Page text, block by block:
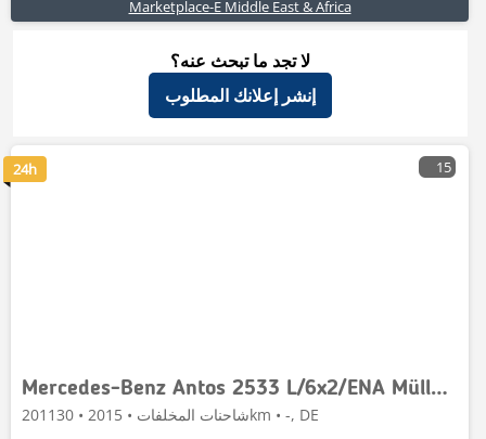
Marketplace-E Middle East & Africa
لا تجد ما تبحث عنه؟
إنشر إعلانك المطلوب
15
Mercedes-Benz Antos 2533 L/6x2/ENA Müllwagen Zoeller + Schüttu
شاحنات المخلفات • 2015 • 201130km • -, DE
24h